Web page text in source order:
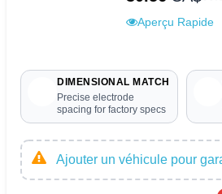
Aperçu Rapide
DIMENSIONAL MATCH
Precise electrode
spacing for factory specs
Ajouter un véhicule pour